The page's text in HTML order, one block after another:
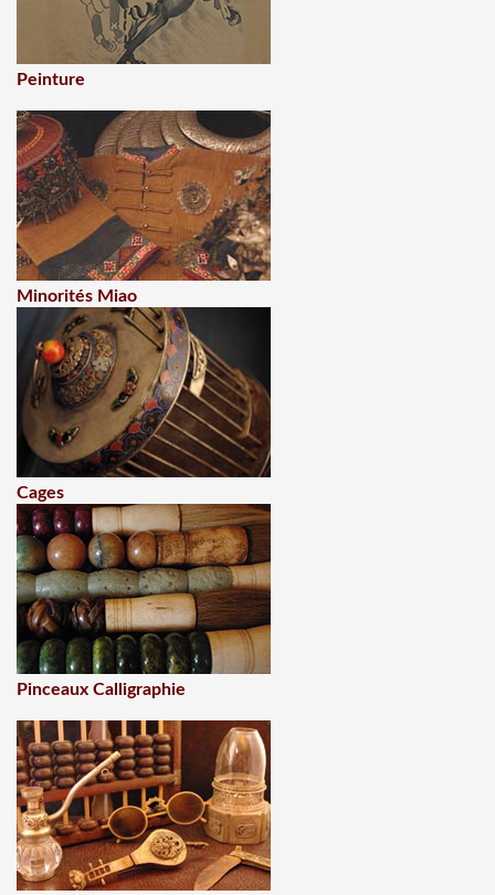
Peinture
Minorités Miao
Cages
Pinceaux Calligraphie